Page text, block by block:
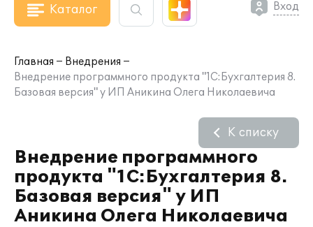
Каталог Вход
Главная
Внедрения
Внедрение программного продукта "1С:Бухгалтерия 8.
Базовая версия" у ИП Аникина Олега Николаевича
Внедрение программного
продукта "1С:Бухгалтерия 8.
Базовая версия" у ИП
Аникина Олега Николаевича
К списку